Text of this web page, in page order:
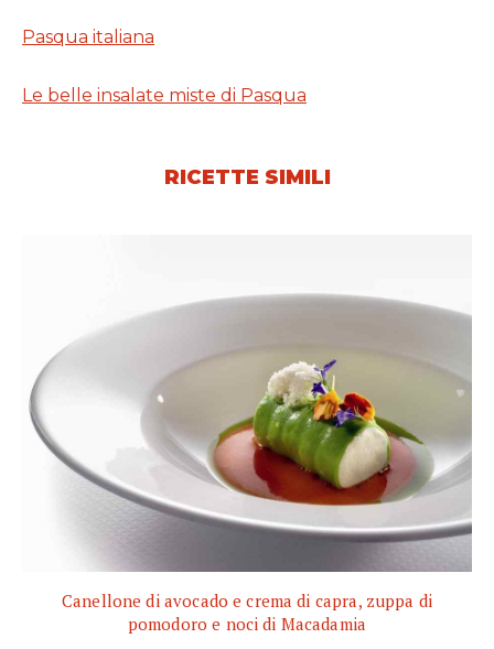
Pasqua italiana
Le belle insalate miste di Pasqua
RICETTE SIMILI
Canellone di avocado e crema di capra, zuppa di
pomodoro e noci di Macadamia